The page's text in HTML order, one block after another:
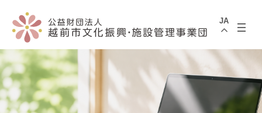
へ
ス
キ
ッ
プ
ョ
ン
に
移
動
JA